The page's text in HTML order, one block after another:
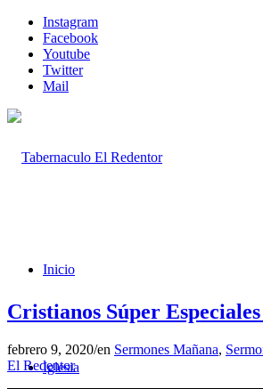
Instagram
Facebook
Youtube
Twitter
Mail
Inicio
Iglesia
Cristianos Súper
febrero 9, 2020/en Sermones Mañana,
El Redentor